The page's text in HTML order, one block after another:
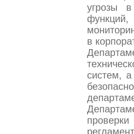
угрозы
в
систем,
проверки